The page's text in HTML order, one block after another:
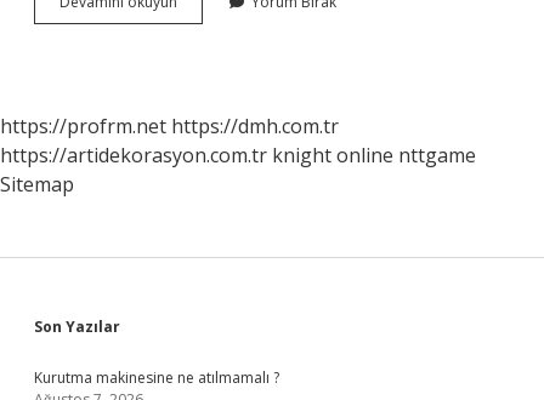
Açık
https://profrm.net https://dmh.com.tr
https://artidekorasyon.com.tr knight online nttgame
Sitemap
Sidebar
Son Yazılar
Kurutma makinesine ne atılmamalı ?